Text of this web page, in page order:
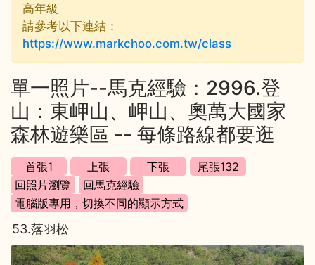
高年級
請參考以下連結：
https://www.markchoo.com.tw/class
單一照片--馬克經驗：2996.登
山：東岬山、岬山、奧萬大國家
森林遊樂區 -- 每條路線都要逛
53.落羽松